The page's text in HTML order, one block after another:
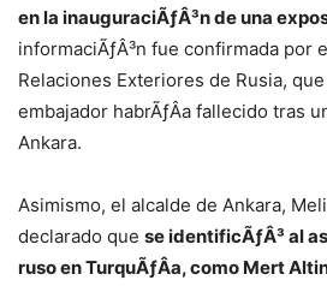
en la inauguraciÃƒÂ³n de una
informaciÃƒÂ³n fue confirmada por
Relaciones Exteriores de Rusia,
embajador habrÃƒÂ­a fallecido tras
Ankara.
Asimismo, el alcalde de Ankara,
declarado que se identificÃƒÂ³ al
ruso en TurquÃƒÂ­a, como Mert